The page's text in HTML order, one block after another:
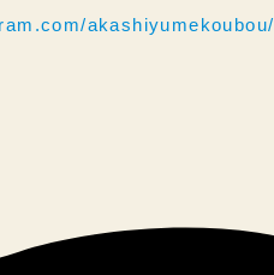
akashiyumekoubou/